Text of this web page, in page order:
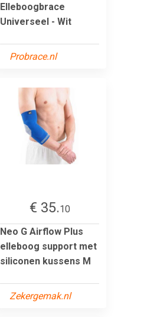
Elleboogbrace
Universeel - Wit
Probrace.nl
€ 35.10
Neo G Airflow Plus
elleboog support met
siliconen kussens M
Zekergemak.nl